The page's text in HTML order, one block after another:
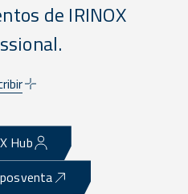
de IRINOX
Hub